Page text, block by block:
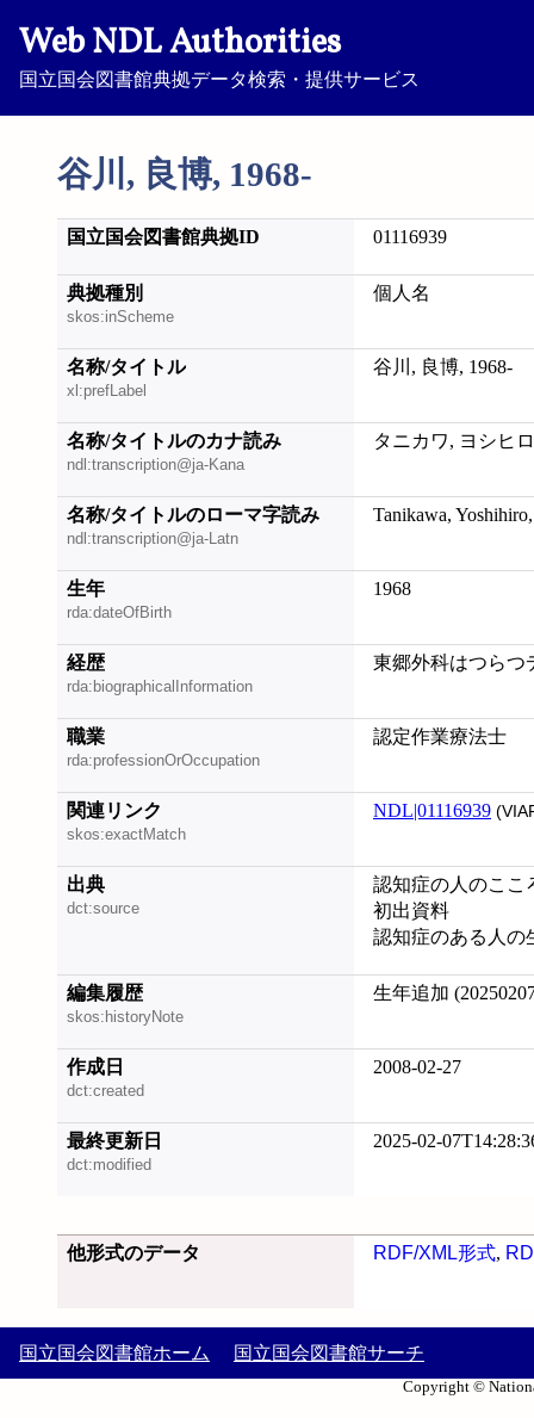
Web NDL Authorities
国立国会図書館典拠データ検索・提供サービス
谷川, 良博, 1968-
国立国会図書館典拠ID 01116939
典拠種別
skos:inScheme
個人名
名称/タイトル
xl:prefLabel
谷川, 良博, 1968-
名称/タイトルのカナ読み
ndl:transcription@ja-Kana
タニカワ, ヨシヒ
名称/タイトルのローマ字読み
ndl:transcription@ja-Latn
Tanikawa,
生年
rda:dateOfBirth
1968
経歴
rda:biographicalInformation
東郷外科はつらつ
職業
rda:professionOrOccupation
認定作業療法士
関連リンク
skos:exactMatch
NDL|01116939
出典
dct:source
認知症の人のここ
初出資料
認知症のある人の
編集履歴
skos:historyNote
生年追加
作成日
dct:created
2008-02-27
最終更新日
dct:modified
2025-02-
他形式のデータ RDF/XML形式,
国立国会図書館ホーム 国立国会図書館サーチ
Copyright ©